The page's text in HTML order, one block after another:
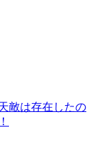
敵は存在したの